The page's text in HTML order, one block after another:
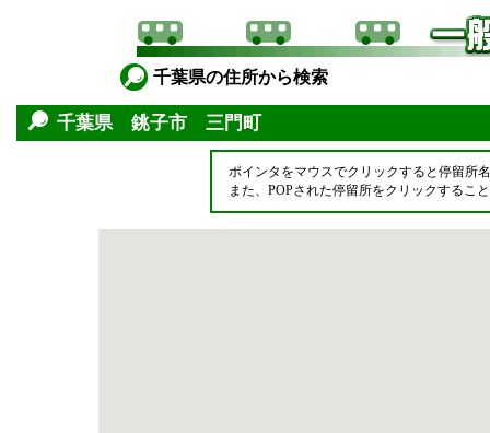
千葉県の住所から検索
千葉県 銚子市 三門町
ポインタをマウスでクリックすると停留所
また、POPされた停留所をクリックするこ